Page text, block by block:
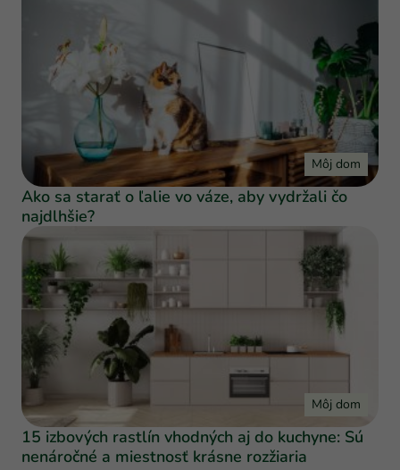
Môj dom
Ako sa starať o ľalie vo váze, aby vydržali čo
najdlhšie?
Môj dom
15 izbových rastlín vhodných aj do kuchyne: Sú
nenáročné a miestnosť krásne rozžiaria